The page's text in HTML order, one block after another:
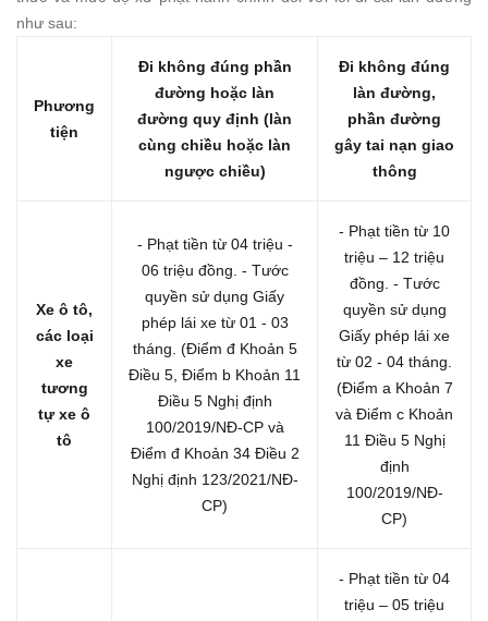
như sau:
Phương
tiện
Đi không đúng phần
đường hoặc làn
đường quy định (làn
cùng chiều hoặc làn
ngược chiều)
Đi không đúng
làn đường,
phần đường
gây tai nạn giao
thông
Xe ô tô,
các loại
xe
tương
tự xe ô
tô
- Phạt tiền từ 04 triệu -
06 triệu đồng. - Tước
quyền sử dụng Giấy
phép lái xe từ 01 - 03
tháng. (Điểm đ Khoản 5
Điều 5, Điểm b Khoản 11
Điều 5 Nghị định
100/2019/NĐ-CP và
Điểm đ Khoản 34 Điều 2
Nghị định 123/2021/NĐ-
CP)
- Phạt tiền từ 10
triệu – 12 triệu
đồng. - Tước
quyền sử dụng
Giấy phép lái xe
từ 02 - 04 tháng.
(Điểm a Khoản 7
và Điểm c Khoản
11 Điều 5 Nghị
định
100/2019/NĐ-
CP)
- Phạt tiền từ 04
triệu – 05 triệu